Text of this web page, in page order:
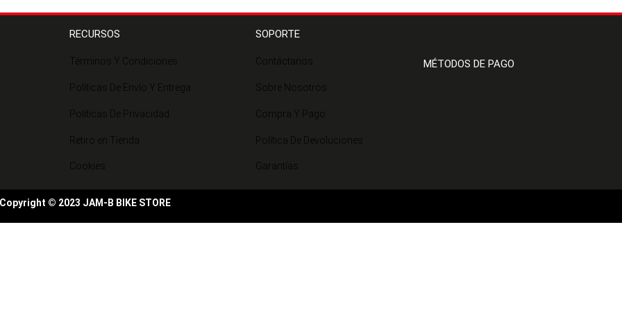
RECURSOS
Términos Y Condiciones
Políticas De Envío Y Entrega
Políticas De Privacidad
Retiro en Tienda
Cookies
SOPORTE
Contáctanos
Sobre Nosotros
Compra Y Pago
Política De Devoluciones
Garantías
MÉTODOS DE PAGO
© 2023 JAM-B BIKE STORE